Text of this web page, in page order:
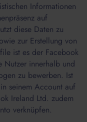
Informationen
auf
diese Daten zu
zur Erstellung von
ist es der Facebook
Nutzer innerhalb und
zu bewerben. Ist
seinem Account auf
Ireland Ltd. zudem
verknüpfen.